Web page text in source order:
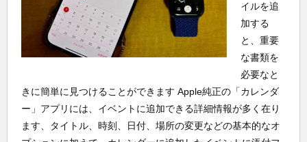
イルを追
加する
と、重要
な書類を
必要なと
きに簡単に見つけることができます Apple純正の「カレンダ
ー」アプリには、イベントに追加できる詳細情報が多く在り
ます、タイトル、時刻、日付、場所の変更などの基本的なオ